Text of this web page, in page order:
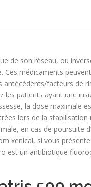
de son réseau, ou
médicaments
facteurs de
les patients ayant une
la dose maximale
lors de la
en cas de
xenical, si vous
est un antibiotique